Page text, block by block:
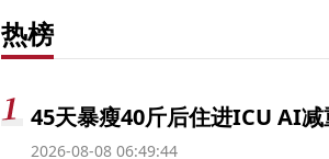
热榜
45天暴瘦40斤后住进ICU AI
2026-08-08 06:49:44